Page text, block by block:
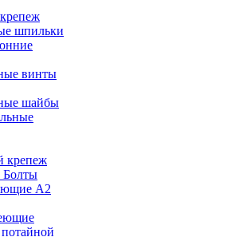
шпильки
винты
шайбы
крепеж
Болты
А2